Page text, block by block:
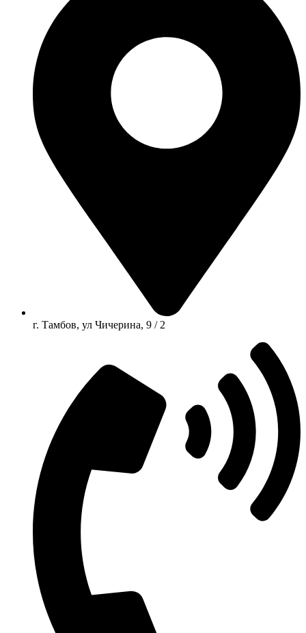
г. Тамбов, ул Чичерина, 9 / 2